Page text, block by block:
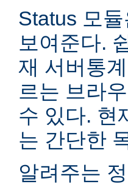
Status 모
보여준다.
재 서버통
르는 브라
수 있다. 현
는 간단한
알려주는